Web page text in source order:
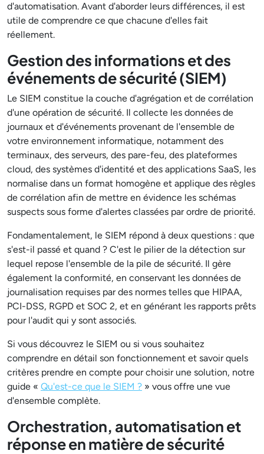
d'automatisation. Avant d'aborder leurs différences, il est
utile de comprendre ce que chacune d'elles fait
réellement.
Gestion des informations et des
événements de sécurité (SIEM)
Le SIEM constitue la couche d'agrégation et de corrélation
d'une opération de sécurité. Il collecte les données de
journaux et d'événements provenant de l'ensemble de
votre environnement informatique, notamment des
terminaux, des serveurs, des pare-feu, des plateformes
cloud, des systèmes d'identité et des applications SaaS, les
normalise dans un format homogène et applique des règles
de corrélation afin de mettre en évidence les schémas
suspects sous forme d'alertes classées par ordre de priorité.
Fondamentalement, le SIEM répond à deux questions : que
s'est-il passé et quand ? C'est le pilier de la détection sur
lequel repose l'ensemble de la pile de sécurité. Il gère
également la conformité, en conservant les données de
journalisation requises par des normes telles que HIPAA,
PCI-DSS, RGPD et SOC 2, et en générant les rapports prêts
pour l'audit qui y sont associés.
Si vous découvrez le SIEM ou si vous souhaitez
comprendre en détail son fonctionnement et savoir quels
critères prendre en compte pour choisir une solution, notre
guide « Qu'est-ce que le SIEM ? » vous offre une vue
d'ensemble complète.
Orchestration, automatisation et
réponse en matière de sécurité